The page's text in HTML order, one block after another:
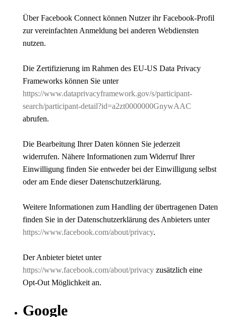
Über Facebook Connect können Nutzer ihr Facebook-Profil
zur vereinfachten Anmeldung bei anderen Webdiensten
nutzen.
Die Zertifizierung im Rahmen des EU-US Data Privacy
Frameworks können Sie unter
https://www.dataprivacyframework.gov/s/participant-
search/participant-detail?id=a2zt0000000GnywAAC
abrufen.
Die Bearbeitung Ihrer Daten können Sie jederzeit
widerrufen. Nähere Informationen zum Widerruf Ihrer
Einwilligung finden Sie entweder bei der Einwilligung selbst
oder am Ende dieser Datenschutzerklärung.
Weitere Informationen zum Handling der übertragenen Daten
finden Sie in der Datenschutzerklärung des Anbieters unter
https://www.facebook.com/about/privacy.
Der Anbieter bietet unter
https://www.facebook.com/about/privacy zusätzlich eine
Opt-Out Möglichkeit an.
Google